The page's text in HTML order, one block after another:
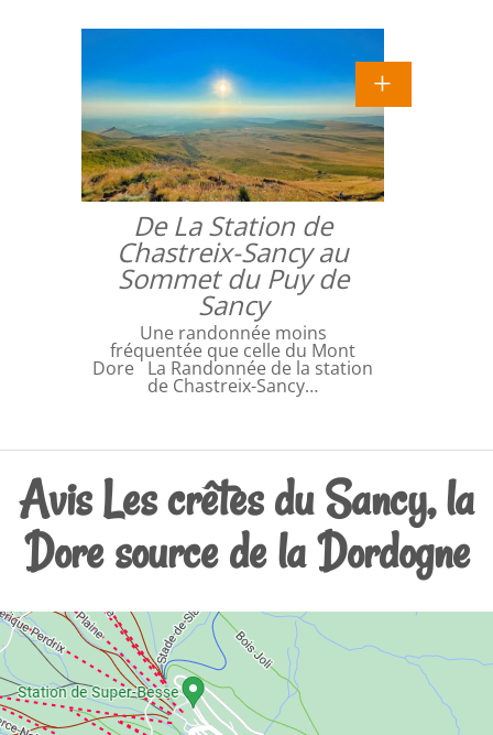
De La Station de
Chastreix-Sancy au
Sommet du Puy de
Sancy
Une randonnée moins
fréquentée que celle du Mont
Dore La Randonnée de la station
de Chastreix-Sancy…
Avis Les crêtes du Sancy, la
Dore source de la Dordogne